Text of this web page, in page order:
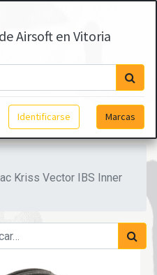
Airsoft en Vitoria
Identificarse Marcas
Kriss Vector IBS Inner